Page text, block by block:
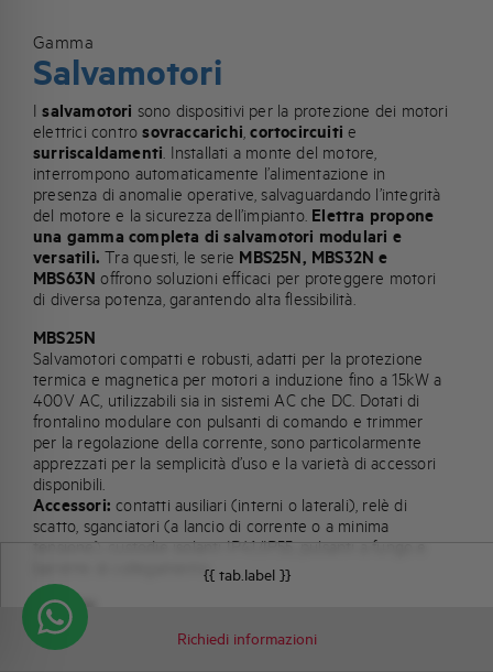
{{ tab.label }}
Richiedi informazioni
Gamma
Salvamotori
Isalvamotori sono dispositivi per la protezione dei motori
elettrici controsovraccarichi ,cortocircuiti e
surriscaldamenti . Installati a monte del motore,
interrompono automaticamente l’alimentazione in
presenza di anomalie operative, salvaguardando l’integrità
del motore e la sicurezza dell’impianto. Elettra propone
una gamma completa di salvamotori modulari e
versatili. Tra questi, le serie MBS25N, MBS32N e
MBS63N offrono soluzioni efficaci per proteggere motori
di diversa potenza, garantendo alta flessibilità.
MBS25N
Salvamotori compatti e robusti, adatti per la protezione
termica e magnetica per motori a induzione fino a 15kW a
400V AC, utilizzabili sia in sistemi AC che DC. Dotati di
frontalino modulare con pulsanti di comando e trimmer
per la regolazione della corrente, sono particolarmente
apprezzati per la semplicità d’uso e la varietà di accessori
disponibili.
Accessori: contatti ausiliari (interni o laterali), relè di
scatto, sganciatori (a lancio di corrente o a minima
tensione), custodie isolanti IP41/IP55, pulsanti a fungo e
barrette di collegamento.
MBS32N
Salvamotori rotativi con potere di interruzione fino a
100kA fino alla taglia 20A nella versione NH e 50kA fino a